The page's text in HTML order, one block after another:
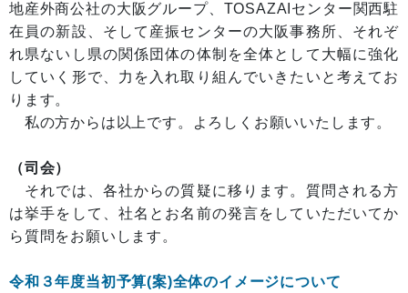
地産外商公社の大阪グループ、TOSAZAIセンター関西駐
在員の新設、そして産振センターの大阪事務所、それぞ
れ県ないし県の関係団体の体制を全体として大幅に強化
していく形で、力を入れ取り組んでいきたいと考えてお
ります。
私の方からは以上です。よろしくお願いいたします。
（司会）
それでは、各社からの質疑に移ります。質問される方
は挙手をして、社名とお名前の発言をしていただいてか
ら質問をお願いします。
令和３年度当初予算(案)全体のイメージについて